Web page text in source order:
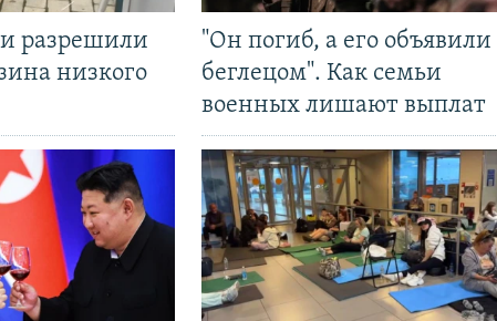
разрешили
низкого
"Он погиб, а его объявили
беглецом". Как семьи
военных лишают выплат